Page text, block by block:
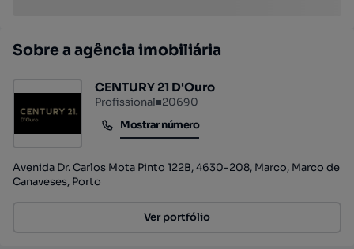
Sobre a agência imobiliária
CENTURY 21 D'Ouro
Profissional■20690
Mostrar número
Mostrar número
Avenida Dr. Carlos Mota Pinto 122B, 4630-208, Marco, Marco de
Canaveses, Porto
Ver portfólio